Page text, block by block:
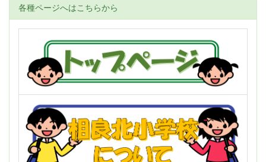
各種ページへはこちらから